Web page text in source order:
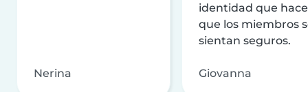
Nerina
identidad que
que los miembros
sientan seguros.
Giovanna